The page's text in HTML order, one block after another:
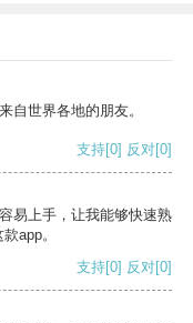
自世界各地的朋友。
支持[0] 反对[0]
易上手，让我能够快速熟
app。
支持[0] 反对[0]